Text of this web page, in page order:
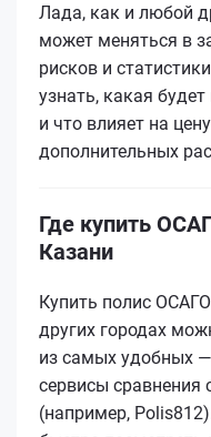
Лада, как и любой
может меняться в
рисков и
узнать, какая
и что влияет на
дополнительных
Где купить
Казани
Купить полис
других городах
из самых удобных
сервисы сравнения
(например,